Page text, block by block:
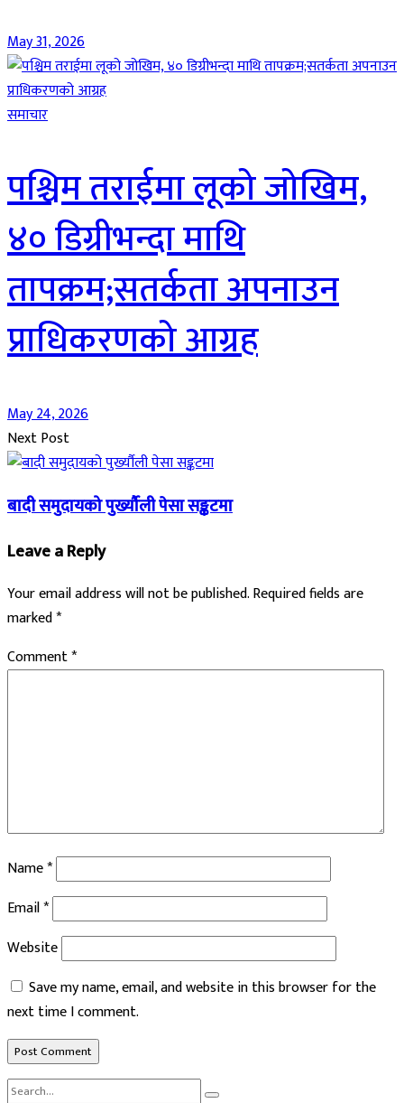
May 31, 2026
समाचार
पश्चिम तराईमा लूको जोखिम,
४० डिग्रीभन्दा माथि
तापक्रम;सतर्कता अपनाउन
प्राधिकरणको आग्रह
May 24, 2026
Next Post
बादी समुदायको पुर्ख्यौली पेसा सङ्कटमा
Leave a Reply
Your email address will not be published.Required fields are
marked*
Comment*
Name*
Email*
Website
Save my name, email, and website in this browser for the
next time I comment.